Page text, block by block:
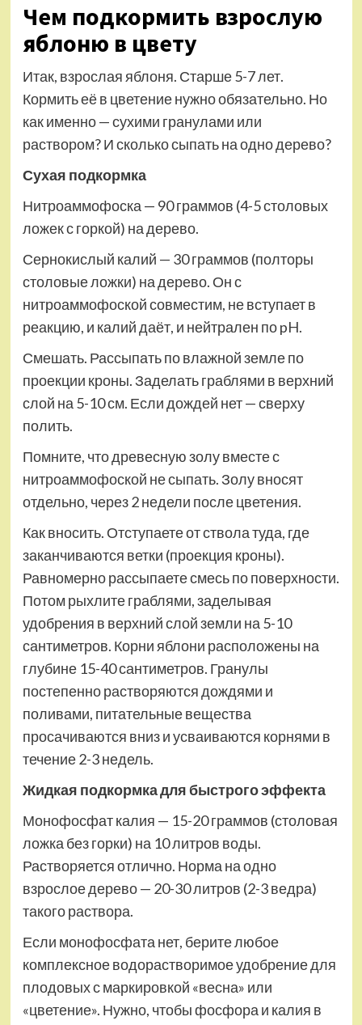
Чем подкормить взрослую
яблоню в цвету
Итак, взрослая яблоня. Старше 5-7 лет.
Кормить её в цветение нужно обязательно. Но
как именно — сухими гранулами или
раствором? И сколько сыпать на одно дерево?
Сухая подкормка
Нитроаммофоска — 90 граммов (4-5 столовых
ложек с горкой) на дерево.
Сернокислый калий — 30 граммов (полторы
столовые ложки) на дерево. Он с
нитроаммофоской совместим, не вступает в
реакцию, и калий даёт, и нейтрален по pH.
Смешать. Рассыпать по влажной земле по
проекции кроны. Заделать граблями в верхний
слой на 5-10 см. Если дождей нет — сверху
полить.
Помните, что древесную золу вместе с
нитроаммофоской не сыпать. Золу вносят
отдельно, через 2 недели после цветения.
Как вносить. Отступаете от ствола туда, где
заканчиваются ветки (проекция кроны).
Равномерно рассыпаете смесь по поверхности.
Потом рыхлите граблями, заделывая
удобрения в верхний слой земли на 5-10
сантиметров. Корни яблони расположены на
глубине 15-40 сантиметров. Гранулы
постепенно растворяются дождями и
поливами, питательные вещества
просачиваются вниз и усваиваются корнями в
течение 2-3 недель.
Жидкая подкормка для быстрого эффекта
Монофосфат калия — 15-20 граммов (столовая
ложка без горки) на 10 литров воды.
Растворяется отлично. Норма на одно
взрослое дерево — 20-30 литров (2-3 ведра)
такого раствора.
Если монофосфата нет, берите любое
комплексное водорастворимое удобрение для
плодовых с маркировкой «весна» или
«цветение». Нужно, чтобы фосфора и калия в